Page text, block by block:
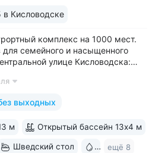
в Кисловодске
комплекс на 1000 мест.
семейного и насыщенного
улице Кисловодска:
до Курортного парка
выходных
м Открытый бассейн 13x4 м
Шведский стол Бювет
ещё 8